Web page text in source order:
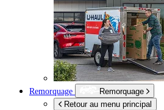
Remorquage
Remorquage
Retour au menu principal